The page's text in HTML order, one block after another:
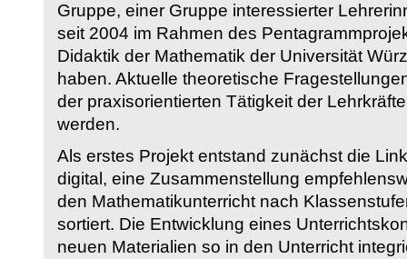
Gruppe, einer Gruppe interessierter
seit 2004 im Rahmen des
Didaktik der Mathematik der Universität
haben. Aktuelle theoretische
der praxisorientierten Tätigkeit der
werden.
Als erstes Projekt entstand zunächst die
digital, eine Zusammenstellung
den Mathematikunterricht nach
sortiert. Die Entwicklung eines
neuen Materialien so in den Unterricht